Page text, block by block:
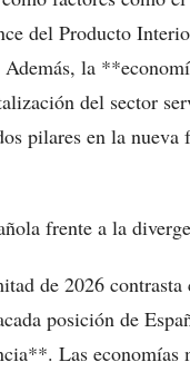
del Producto
la
del sector
pilares en la
frente a la
de 2026
posición de
Las economías